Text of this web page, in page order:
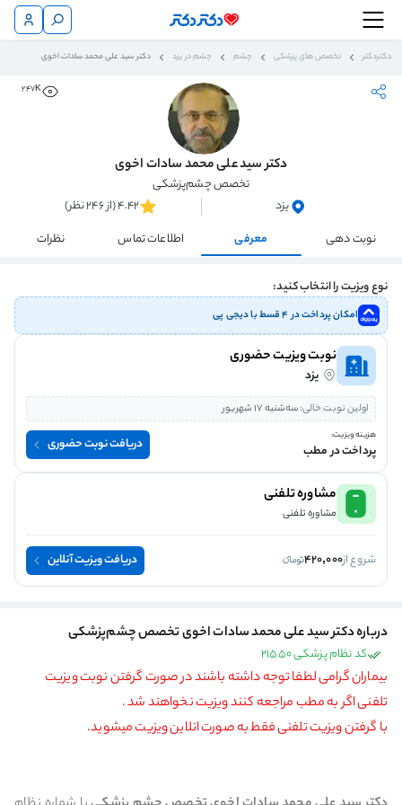
دکتردکتر تخصص های پزشکی چشم چشم در یزد دکتر سید علی محمد سادات اخوی
247K
دکتر سید علی محمد سادات اخوی
تخصص چشم‌پزشکی
یزد
4.42 (از 246 نظر)
نوبت دهی
معرفی اطلاعات تماس نظرات
نوع ویزیت را انتخاب کنید:
امکان پرداخت در ۴ قسط با دیجی پی
نوبت ویزیت حضوری
یزد
اولین نوبت خالی:سه‌شنبه 17 شهریور
هزینه ویزیت:
پرداخت در مطب دریافت نوبت حضوری
مشاوره تلفنی
مشاوره تلفنی
شروع از420,000 دریافت ویزیت آنلاین
درباره دکتر سید علی محمد سادات اخوی تخصص چشم‌پزشکی
کد نظام پزشکی 21550
بیماران گرامی لطفا توجه داشته باشند در صورت گرفتن نوبت ویزیت
تلفنی اگر به مطب مراجعه کنند ویزیت نخواهند شد .
با گرفتن ویزیت تلفنی فقط به صورت انلاین ویزیت میشوید.